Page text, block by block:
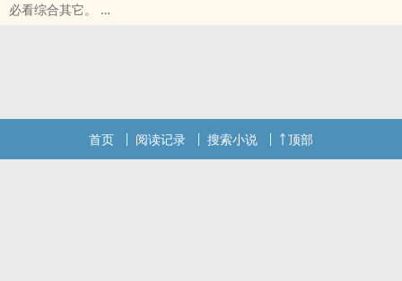
必看综合其它。
首页 阅读记录 搜索小说 顶部